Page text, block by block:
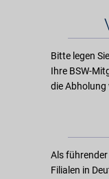
Bitte legen
Ihre BSW-
die Abholung
Als
Filialen in